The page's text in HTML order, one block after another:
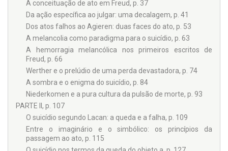
A conceituação de ato em Freud, p. 37
Da ação específica ao julgar: uma decalagem, p. 41
Dos atos falhos ao Agieren: duas faces do ato, p. 53
A melancolia como paradigma para o suicídio, p. 63
A hemorragia melancólica nos primeiros escritos de
Freud, p. 66
Werther e o prelúdio de uma perda devastadora, p. 74
A sombra e o enigma do suicídio, p. 84
Niederkomen e a pura cultura da pulsão de morte, p. 93
PARTE II, p. 107
O suicídio segundo Lacan: a queda e a falha, p. 109
Entre o imaginário e o simbólico: os princípios da
passagem ao ato, p. 115